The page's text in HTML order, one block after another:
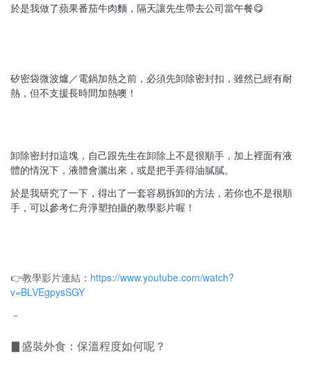
於是我做了蘋果番茄牛肉麵，隔天讓先生帶去公司當午餐😋
矽密袋微波爐／電鍋加熱之前，必須先卸除密封扣 ，雖然已經有耐
熱，但不支援長時間加熱噢！
卸除密封扣這塊，自己跟先生在卸除上不是很順手，加上裡面有液
體的情況下，液體會灑出來，或是把手弄得油膩膩。
於是我研究了一下，得出了一套容易拆卸的方法，若你也不是很順
手，可以參考仁舟淨塑拍攝的教學影片喔！
👉教學影片連結： https://www.youtube.com/watch?
v=BLVEgpysSGY
－
▊盛裝外食：保溫程度如何呢？